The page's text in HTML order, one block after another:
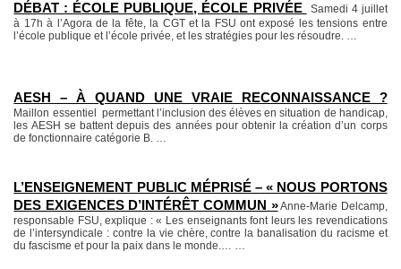
DÉBAT : ÉCOLE PUBLIQUE, ÉCOLE PRIVÉE
Samedi 4 juillet
à 17h à l’Agora de la fête, la CGT et la FSU ont exposé les tensions entre
l’école publique et l’école privée, et les stratégies pour les résoudre. …
AESH – À QUAND UNE VRAIE RECONNAISSANCE ?
Maillon essentiel permettant l’inclusion des élèves en situation de handicap,
les AESH se battent depuis des années pour obtenir la création d’un corps
de fonctionnaire catégorie B. …
L’ENSEIGNEMENT PUBLIC MÉPRISÉ – « NOUS PORTONS
DES EXIGENCES D’INTÉRÊT COMMUN »Anne-Marie Delcamp,
responsable FSU, explique : « Les enseignants font leurs les revendications
de l’intersyndicale : contre la vie chère, contre la banalisation du racisme et
du fascisme et pour la paix dans le monde.… …